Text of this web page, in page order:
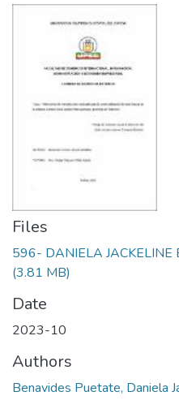
Files
596- DANIELA JACKELINE
(3.81 MB)
Date
2023-10
Authors
Benavides Puetate, Daniela